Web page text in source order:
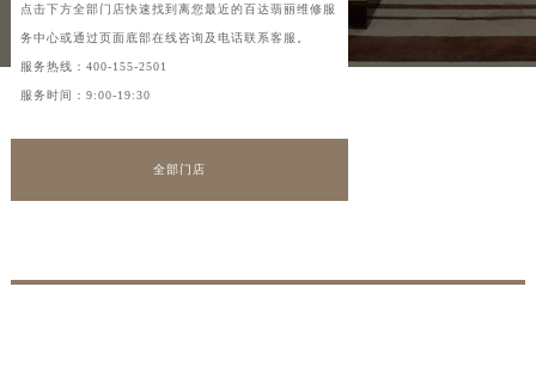
点击下方全部门店快速找到离您最近的百达翡丽维修服
务中心或通过页面底部在线咨询及电话联系客服。
服务热线： 400-155-2501
服务时间：9:00-19:30
全部门店